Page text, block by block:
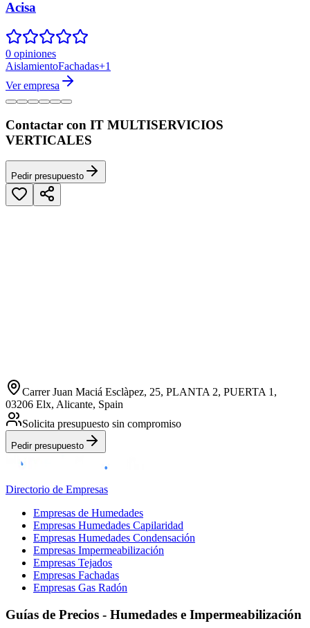
Acisa
0 opiniones
AislamientoFachadas+1
Ver empresa
Contactar con IT MULTISERVICIOS
VERTICALES
Pedir presupuesto
Carrer Juan Maciá Esclàpez, 25, PLANTA 2, PUERTA 1,
03206 Elx, Alicante, Spain
Solicita presupuesto sin compromiso
Pedir presupuesto
Directorio de Empresas
Empresas de Humedades
Empresas Humedades Capilaridad
Empresas Humedades Condensación
Empresas Impermeabilización
Empresas Tejados
Empresas Fachadas
Empresas Gas Radón
Guías de Precios - Humedades e Impermeabilización